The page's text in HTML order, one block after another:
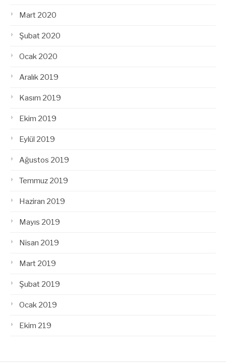
Mart 2020
Şubat 2020
Ocak 2020
Aralık 2019
Kasım 2019
Ekim 2019
Eylül 2019
Ağustos 2019
Temmuz 2019
Haziran 2019
Mayıs 2019
Nisan 2019
Mart 2019
Şubat 2019
Ocak 2019
Ekim 219